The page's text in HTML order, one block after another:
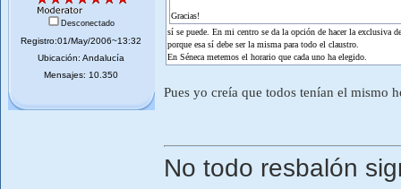
Desconectado
Registro:01/May/2006~13:32
Ubicación: Andalucía
Mensajes: 10.350
Gracias!
sí se puede. En mi centro se da la opción de hacer la
porque esa sí debe ser la misma para todo el claustro.
En Séneca metemos el horario que cada uno ha elegido.
Pues yo creía que todos tenían el mismo
No todo resbalón